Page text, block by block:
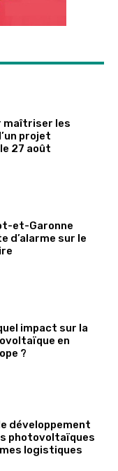
maîtriser les
projet
27 août
et-Garonne
d’alarme sur le
impact sur la
en
?
développement
photovoltaïques
logistiques